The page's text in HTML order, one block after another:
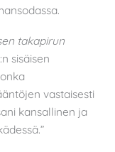
takapirun
sisäisen
vastaisesti
kansallinen ja